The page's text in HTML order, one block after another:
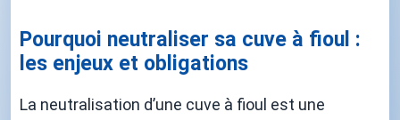
Pourquoi neutraliser sa cuve à fioul :
les enjeux et obligations
La neutralisation d’une cuve à fioul est une